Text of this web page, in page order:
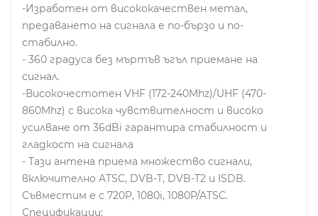
-Изработен от висококачествен метал,
предаването на сигнала е по-бързо и по-
стабилно.
- 360 градуса без мъртъв ъгъл приемане на
сигнал.
-Високочестотен VHF (172-240Mhz)/UHF (470-
860Mhz) с висока чувствителност и високо
усилване от 36dBi гарантира стабилност и
гладкост на сигнала
- Тази антена приема множество сигнали,
включително ATSC, DVB-T, DVB-T2 и ISDB.
Съвместим е с 720P, 1080i, 1080P/ATSC.
Спецификации: